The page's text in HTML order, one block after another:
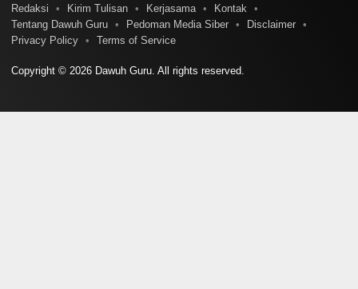
Redaksi Kirim Tulisan Kerjasama
Kontak
Tentang Dawuh Guru
Pedoman Media Siber
Disclaimer
Privacy Policy
Terms of Service
Copyright © 2026 Dawuh Guru. All rights reserved.